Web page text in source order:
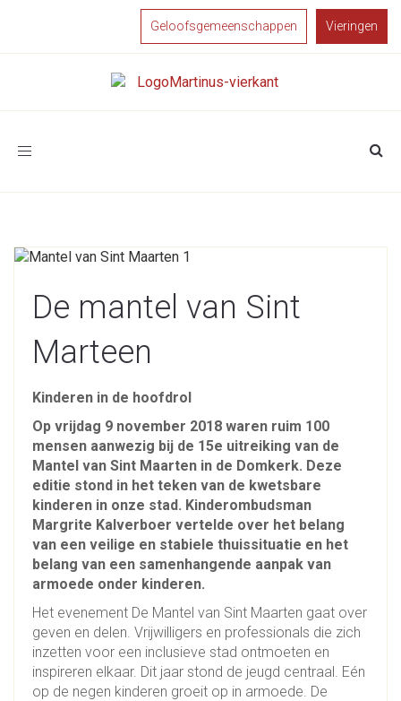
Geloofsgemeenschappen Vieringen
Toggle
De mantel van Sint
Marteen
Kinderen in de hoofdrol
Op vrijdag 9 november 2018 waren ruim 100
mensen aanwezig bij de 15e uitreiking van de
Mantel van Sint Maarten in de Domkerk. Deze
editie stond in het teken van de kwetsbare
kinderen in onze stad. Kinderombudsman
Margrite Kalverboer vertelde over het belang
van een veilige en stabiele thuissituatie en het
belang van een samenhangende aanpak van
armoede onder kinderen.
Het evenement De Mantel van Sint Maarten gaat over
geven en delen. Vrijwilligers en professionals die zich
inzetten voor een inclusieve stad ontmoeten en
inspireren elkaar. Dit jaar stond de jeugd centraal. Eén
op de negen kinderen groeit op in armoede. De